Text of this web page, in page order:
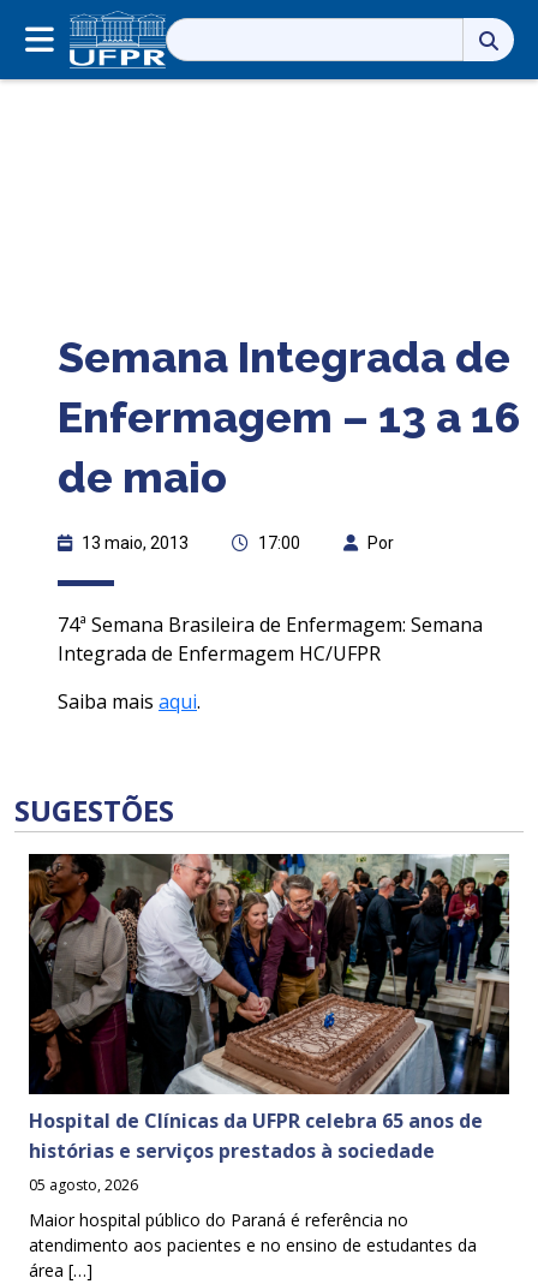
Pesquisar
por:
Semana Integrada de
Enfermagem – 13 a 16
de maio
13 maio, 2013 17:00 Por
74ª Semana Brasileira de Enfermagem: Semana
Integrada de Enfermagem HC/UFPR
Saiba mais aqui.
SUGESTÕES
Hospital de Clínicas da UFPR celebra 65 anos de
histórias e serviços prestados à sociedade
05 agosto, 2026
Maior hospital público do Paraná é referência no
atendimento aos pacientes e no ensino de estudantes da
área […]